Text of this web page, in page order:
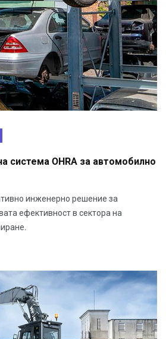
система OHRA за автомобилно
инженерно решение за
ефективност в сектора на